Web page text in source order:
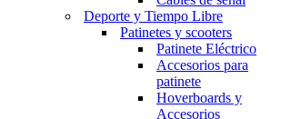
Deporte y Tiempo Libre
Patinetes y scooters
Patinete Eléctrico
Accesorios para
patinete
Hoverboards y
Accesorios